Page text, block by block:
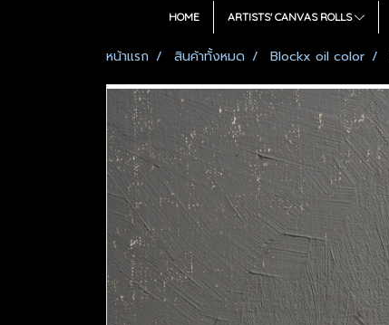
HOME ARTISTS' CANVAS ROLLS
หน้าแรก สินค้าทั้งหมด Blockx oil color